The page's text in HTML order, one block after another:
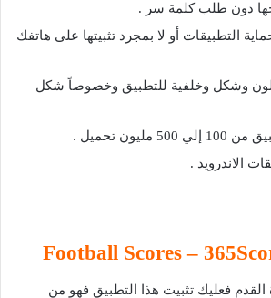
دون طلب كلمة سر .
التطبيقات أو لا بمجرد تثبيتها على هاتفك
لون وشكل وخلفية للتطبيق وخصوصاً شكل
مليون تحميل .
الاندرويد .
فعليك تثبيت هذا التطبيق فهو من